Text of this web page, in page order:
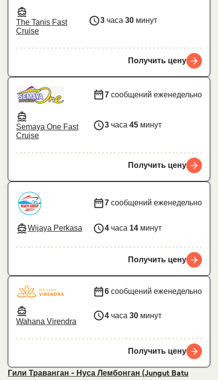
The Tanis Fast
Cruise
3 часа 30 минут
Получить цену
Semaya One Fast
Cruise
7 сообщений еженедельно
3 часа 45 минут
Получить цену
Wijaya Perkasa
7 сообщений еженедельно
4 часа 14 минут
Получить цену
Wahana Virendra
6 сообщений еженедельно
4 часа 30 минут
Получить цену
Гили Траванган - Нуса Лембонган (Jungut Batu